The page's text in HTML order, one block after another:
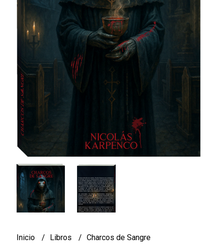
Inicio Libros Charcos de Sangre